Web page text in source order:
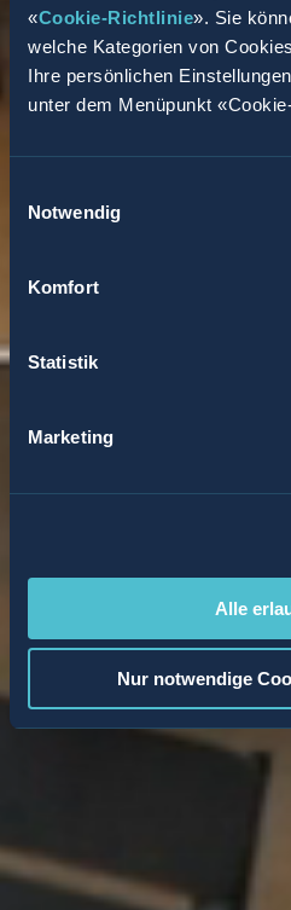
«Cookie-Richtlinie». Sie
welche Kategorien von
Ihre persönlichen
unter dem Menüpunkt
Notwendig
Komfort
Statistik
Marketing
Alle
Nur notwendige